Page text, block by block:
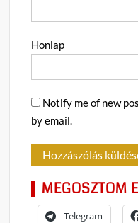
Honlap
Notify me of new
by email.
MEGOSZTOM
Telegram